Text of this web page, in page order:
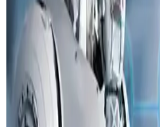
Samsung Galaxy S26
bakıldığında görüntü
sağlıyor. Ancak ekran kalitesi
arasında tartışma yaratıyor.
Apple'ın Lockdown
Paralı Casus Yazılım